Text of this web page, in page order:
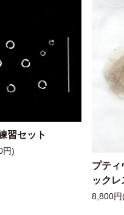
習セット
円)
プティ
ックレ
8,800